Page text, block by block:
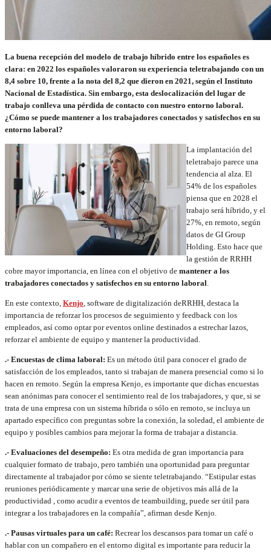
La buena recepción del modelo de trabajo híbrido entre los españoles es
clara: en 2022 los españoles valoraron su experiencia teletrabajando con un
8,4 sobre 10, frente a la nota del 8,2 que dieron en 2021, según el Instituto
Nacional de Estadística. Sin embargo, esta deslocalización del lugar de
trabajo conlleva una pérdida de contacto con nuestro entorno laboral.
¿Cómo se puede mantener a los trabajadores conectados y satisfechos en su
entorno laboral?
La implantación del
teletrabajo parece una
tendencia al alza. El
54% de los españoles
piensa que en 2028 el
trabajo será híbrido, y el
27%, en remoto, según
datos de GI Group
Holding. Esto hace que
la gestión de RRHH
cobre mayor importancia, en línea con el objetivo de mantener a los
trabajadores conectados y satisfechos en su entorno laboral.
En este contexto, Kenjo, software de digitalización deRRHH, destaca la
importancia de reforzar los procesos de seguimiento y feedback con los
empleados, así como optar por eventos online destinados a estrechar lazos,
reforzar el ambiente de equipo y mantener la productividad.
.- Encuestas de clima laboral: Es un método útil para conocer el grado de
satisfacción de los empleados, tanto si trabajan de manera presencial como si lo
hacen en remoto. Según la empresa Kenjo, es importante que dichas encuestas
sean anónimas para conocer el sentimiento real de los trabajadores, y que, si se
trata de una empresa con un sistema híbrida o sólo en remoto, se incluya un
apartado específico con preguntas sobre la conexión, la soledad, el ambiente de
equipo y posibles cambios para mejorar la forma de trabajar a distancia.
.- Evaluaciones del desempeño: Es otra medida de gran importancia para
cualquier formato de trabajo, pero también una oportunidad para preguntar
directamente al trabajador por cómo se siente teletrabajando. “Estipular estas
reuniones periódicamente y marcar una serie de objetivos más allá de la
productividad , como acudir a eventos de teambuilding, puede ser útil para
integrar a los trabajadores en la compañía”, afirman desde Kenjo.
.- Pausas virtuales para un café: Recrear los descansos para tomar un café o
hablar con un compañero en el entorno digital es importante para reducir la